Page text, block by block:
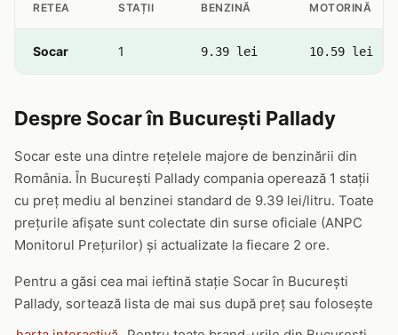
RETEA STAȚII BENZINĂ MOTORINĂ
Socar 1 9.39 lei 10.59 lei
Despre Socar în București Pallady
Socar este una dintre rețelele majore de benzinării din
România. În București Pallady compania operează 1 stații
cu preț mediu al benzinei standard de 9.39 lei/litru. Toate
prețurile afișate sunt colectate din surse oficiale (ANPC
Monitorul Prețurilor) și actualizate la fiecare 2 ore.
Pentru a găsi cea mai ieftină stație Socar în București
Pallady, sortează lista de mai sus după preț sau folosește